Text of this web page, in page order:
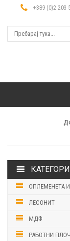
+389 (0)2 203
ОПЛЕМЕНЕТА
ЛЕСОНИТ
МДФ
РАБОТНИ